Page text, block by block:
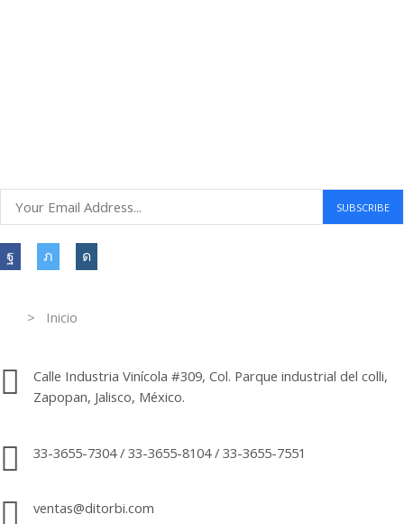
> Inicio
Calle Industria Vinícola #309, Col. Parque industrial del colli,
Zapopan, Jalisco, México.
33-3655-7304 / 33-3655-8104 / 33-3655-7551
ventas@ditorbi.com